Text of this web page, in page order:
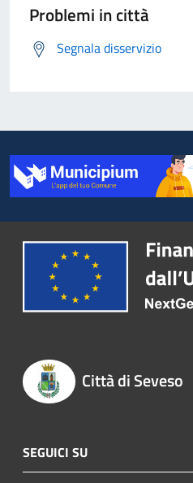
Problemi in città
Segnala disservizio
Città di Seveso
SEGUICI SU